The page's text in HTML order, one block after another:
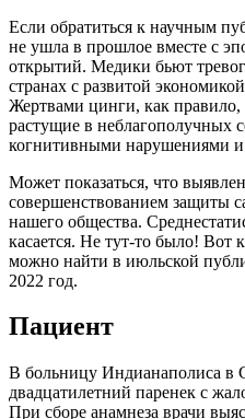
Если обратиться к научным
не ушла в прошлое вместе с
открытий. Медики бьют
странах с развитой
Жертвами цинги, как правило,
растущие в неблагополучных
когнитивными нарушениями
Может показаться, что
совершенствованием защиты
нашего общества.
касается. Не тут-то было! Вот
можно найти в июльской
2022 год.
Пациент
В больницу Индианаполиса в
двадцатилетний паренек с
При сборе анамнеза врачи